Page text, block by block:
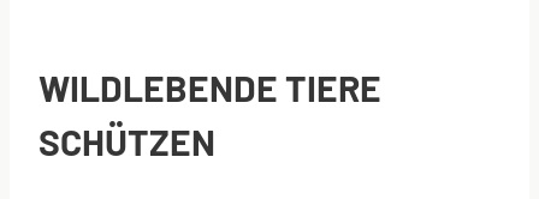
WILDLEBENDE TIERE
SCHÜTZEN